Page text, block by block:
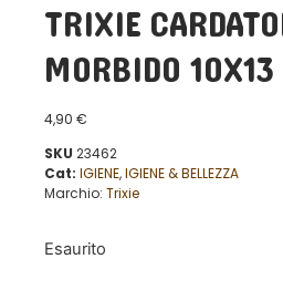
TRIXIE
MORBIDO
4,90 €
SKU 23462
Cat: IGIENE,IGIENE & BELLEZZA
Marchio: Trixie
Esaurito